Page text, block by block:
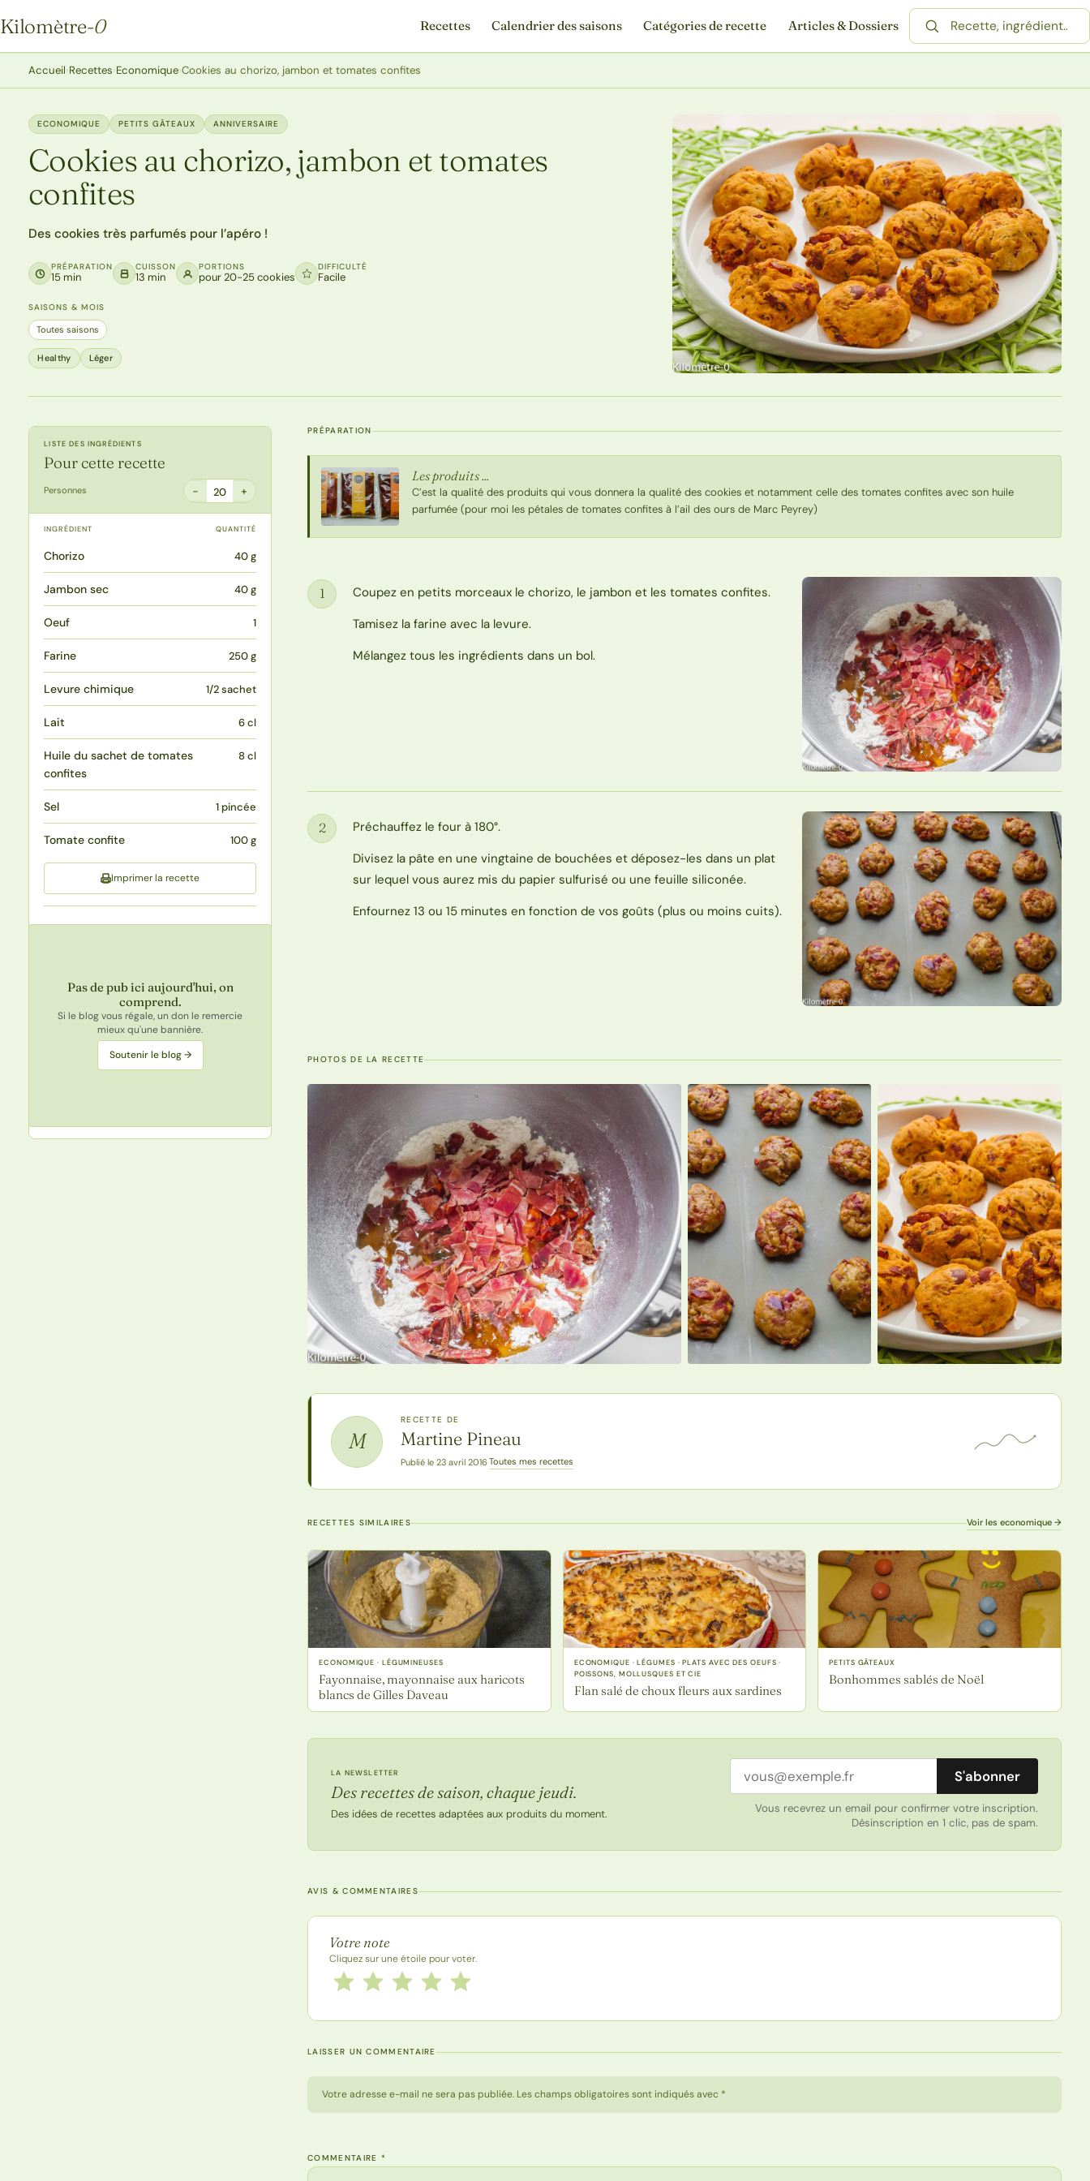
Kilomètre-0
Kilomètre-0
Recettes Calendrier des saisons Catégories de recette Articles & Dossiers
Rechercher une recette
Accueil›Recettes›Economique›Cookies au chorizo, jambon et tomates confites
ECONOMIQUE PETITS GÂTEAUX ANNIVERSAIRE
Cookies au chorizo, jambon et tomates
confites
Des cookies très parfumés pour l’apéro !
PRÉPARATION
15 min
CUISSON
13 min
PORTIONS
pour 20-25 cookies
DIFFICULTÉ
Facile
SAISONS & MOIS
Toutes saisons
Healthy Léger
LISTE DES INGRÉDIENTS
Pour cette recette
Personnes − 20 +
INGRÉDIENT QUANTITÉ
Chorizo 40 g
Jambon sec 40 g
Oeuf 1
Farine 250 g
Levure chimique 1/2 sachet
Lait 6 cl
Huile du sachet de tomates
confites
8 cl
Sel 1 pincée
Tomate confite 100 g
Imprimer la recette
Pas de pub ici aujourd'hui, on
comprend.
Si le blog vous régale, un don le remercie
mieux qu'une bannière.
Soutenir le blog →
PRÉPARATION
Les produits ...
C’est la qualité des produits qui vous donnera la qualité des cookies et notamment celle des tomates confites avec son huile
parfumée (pour moi les pétales de tomates confites à l’ail des ours de Marc Peyrey)
Étape
1
Coupez en petits morceaux le chorizo, le jambon et les tomates confites.
Tamisez la farine avec la levure.
Mélangez tous les ingrédients dans un bol.
Étape
2
Préchauffez le four à 180°.
Divisez la pâte en une vingtaine de bouchées et déposez-les dans un plat
sur lequel vous aurez mis du papier sulfurisé ou une feuille siliconée.
Enfournez 13 ou 15 minutes en fonction de vos goûts (plus ou moins cuits).
PHOTOS DE LA RECETTE
M
RECETTE DE
Martine Pineau
Publié le 23 avril 2016·Toutes mes recettes
RECETTES SIMILAIRES Voir les economique →
ECONOMIQUE · LÉGUMINEUSES
Fayonnaise, mayonnaise aux haricots
blancs de Gilles Daveau
ECONOMIQUE · LÉGUMES · PLATS AVEC DES OEUFS ·
POISSONS, MOLLUSQUES ET CIE
Flan salé de choux fleurs aux sardines
PETITS GÂTEAUX
Bonhommes sablés de Noël
LA NEWSLETTER
Des recettes de saison, chaque jeudi.
Des idées de recettes adaptées aux produits du moment.
Adresse email S'abonner
Vous recevrez un email pour confirmer votre inscription.
Désinscription en 1 clic, pas de spam.
AVIS & COMMENTAIRES
Note de la recette
Votre note
Cliquez sur une étoile pour voter.
Notez cette recette de 1 à 5 étoiles
5 étoiles
4 étoiles
3 étoiles
2 étoiles
1 étoile
LAISSER UN COMMENTAIRE
Votre adresse e-mail ne sera pas publiée. Les champs obligatoires sont indiqués avec *
COMMENTAIRE *